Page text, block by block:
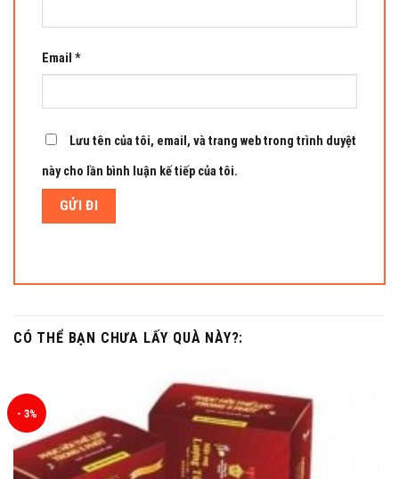
Email *
Lưu tên của tôi, email, và trang web trong trình duyệt
này cho lần bình luận kế tiếp của tôi.
CÓ THỂ BẠN CHƯA LẤY QUÀ NÀY?:
- 3%